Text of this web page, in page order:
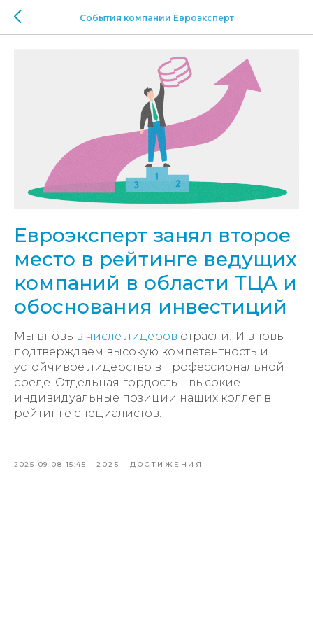
События компании Евроэксперт
Евроэксперт занял второе
место в рейтинге ведущих
компаний в области ТЦА и
обоснования инвестиций
Мы вновь в числе лидеров отрасли! И вновь
подтверждаем высокую компетентность и
устойчивое лидерство в профессиональной
среде. Отдельная гордость – высокие
индивидуальные позиции наших коллег в
рейтинге специалистов.
2025-09-08 15:45 2025 ДОСТИЖЕНИЯ